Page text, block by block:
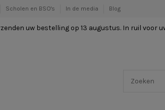
Scholen en BSO's In de media Blog
uw bestelling op 13 augustus. In ruil voor